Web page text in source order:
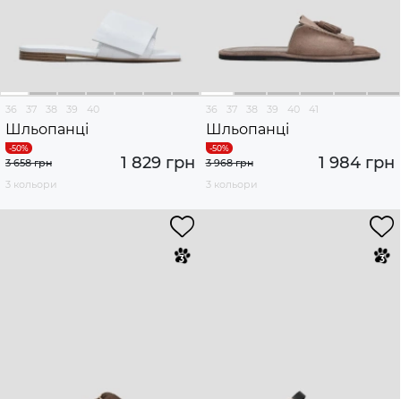
36 37 38 39 40
Шльопанці
1 829 грн
3 658 грн
3 кольори
36 37 38 39 40 41
Шльопанці
1 984 грн
3 968 грн
3 кольори